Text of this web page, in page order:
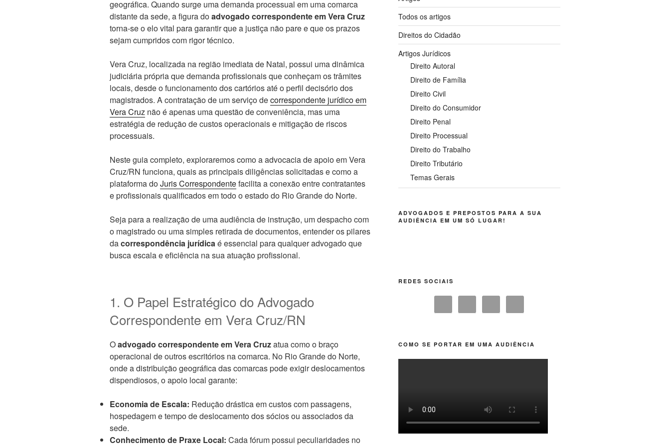
geográfica. Quando surge uma demanda processual em uma comarca
distante da sede, a figura doadvogado correspondente em Vera Cruz
torna-se o elo vital para garantir que a justiça não pare e que os prazos
sejam cumpridos com rigor técnico.
Vera Cruz, localizada na região imediata de Natal, possui uma dinâmica
judiciária própria que demanda profissionais que conheçam os trâmites
locais, desde o funcionamento dos cartórios até o perfil decisório dos
magistrados. A contratação de um serviço decorrespondente jurídico em
Vera Cruz não é apenas uma questão de conveniência, mas uma
estratégia de redução de custos operacionais e mitigação de riscos
processuais.
Neste guia completo, exploraremos como a advocacia de apoio em Vera
Cruz/RN funciona, quais as principais diligências solicitadas e como a
plataforma doJuris Correspondentefacilita a conexão entre contratantes
e profissionais qualificados em todo o estado do Rio Grande do Norte.
Seja para a realização de uma audiência de instrução, um despacho com
o magistrado ou uma simples retirada de documentos, entender os pilares
dacorrespondência jurídicaé essencial para qualquer advogado que
busca escala e eficiência na sua atuação profissional.
1. O Papel Estratégico do Advogado
Correspondente em Vera Cruz/RN
Oadvogado correspondente em Vera Cruzatua como o braço
operacional de outros escritórios na comarca. No Rio Grande do Norte,
onde a distribuição geográfica das comarcas pode exigir deslocamentos
dispendiosos, o apoio local garante:
Economia de Escala: Redução drástica em custos com passagens,
hospedagem e tempo de deslocamento dos sócios ou associados da
sede.
Conhecimento de Praxe Local: Cada fórum possui peculiaridades no
Todos os artigos
Direitos do Cidadão
Artigos Jurídicos
Direito Autoral
Direito de Família
Direito Civil
Direito do Consumidor
Direito Penal
Direito Processual
Direito do Trabalho
Direito Tributário
Temas Gerais
ADVOGADOS E PREPOSTOS PARA A SUA
AUDIÊNCIA EM UM SÓ LUGAR!
REDES SOCIAIS
COMO SE PORTAR EM UMA AUDIÊNCIA